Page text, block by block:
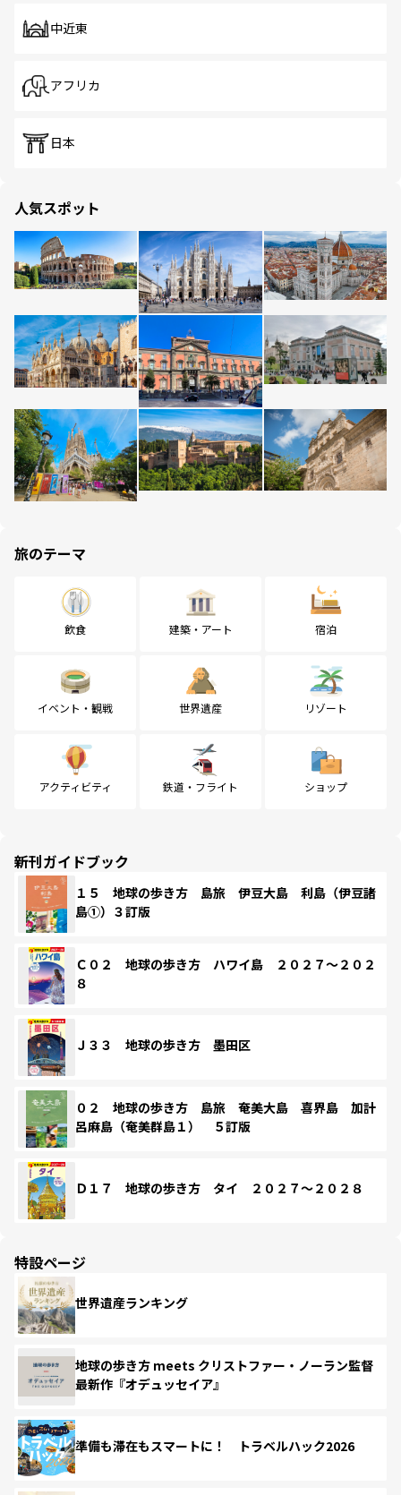
中近東
アフリカ
日本
人気スポット
旅のテーマ
飲食 建築・アート 宿泊
イベント・観戦 世界遺産 リゾート
アクティビティ 鉄道・フライト ショップ
新刊ガイドブック
１５ 地球の歩き方 島旅 伊豆大島 利島（伊豆諸
島①）３訂版
Ｃ０２ 地球の歩き方 ハワイ島 ２０２７～２０２
８
Ｊ３３ 地球の歩き方 墨田区
０２ 地球の歩き方 島旅 奄美大島 喜界島 加計
呂麻島（奄美群島１） ５訂版
Ｄ１７ 地球の歩き方 タイ ２０２７～２０２８
特設ページ
世界遺産ランキング
地球の歩き方 meets クリストファー・ノーラン監督
最新作『オデュッセイア』
準備も滞在もスマートに！ トラベルハック2026